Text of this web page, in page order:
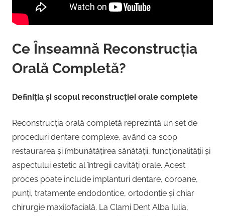
Ce Înseamnă Reconstrucția
Orală Completă?
Definiția și scopul reconstrucției orale complete
Reconstrucția orală completă reprezintă un set de
proceduri dentare complexe, având ca scop
restaurarea și îmbunătățirea sănătății, funcționalității și
aspectului estetic al întregii cavități orale. Acest
proces poate include implanturi dentare, coroane,
punți, tratamente endodontice, ortodonție și chiar
chirurgie maxilofacială. La Clami Dent Alba Iulia,